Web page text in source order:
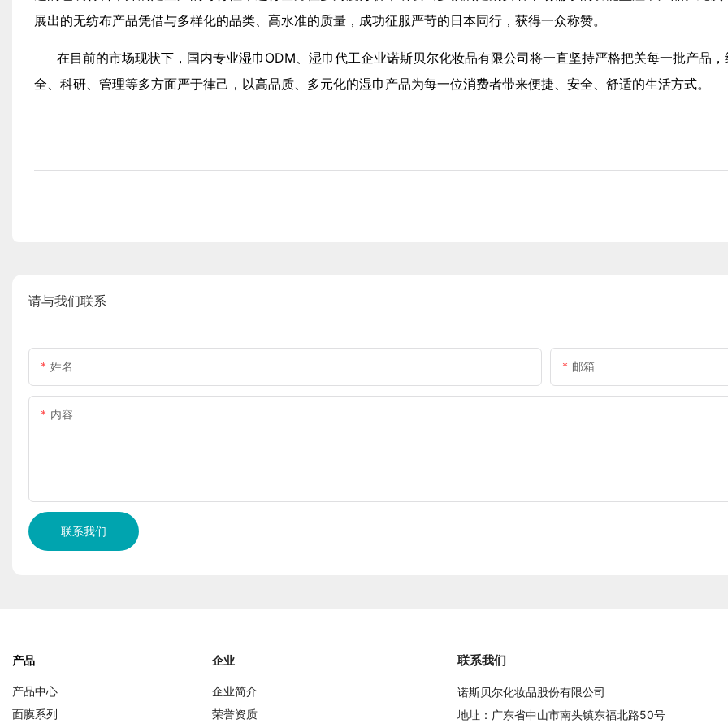
展出的无纺布产品凭借与多样化的品类、高水准的质量，成功征服严苛的日本同行，获得一众称赞。
在目前的市场现状下，国内专业湿巾ODM、湿巾代工企业诺斯贝尔化妆品有限公司将一直坚持严格把关每一批产品
全、科研、管理等多方面严于律己，以高品质、多元化的湿巾产品为每一位消费者带来便捷、安全、舒适的生活方式。
请与我们联系
姓名 邮箱
内容
联系我们
产品
产品中心
面膜系列
企业
企业简介
荣誉资质
联系我们
诺斯贝尔化妆品股份有限公司
地址：广东省中山市南头镇东福北路50号